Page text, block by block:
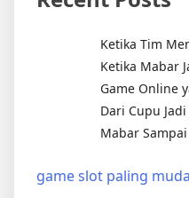
Ketika Tim
Ketika Mabar
Game Online
Dari Cupu Jadi
Mabar Sampai
game slot paling